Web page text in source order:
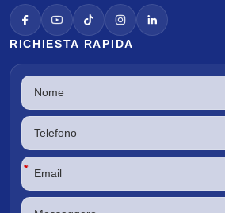
RICHIESTA RAPIDA
*